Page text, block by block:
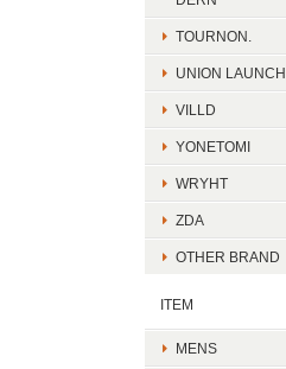
TOURNON.
UNION LAUNCH
VILLD
YONETOMI
WRYHT
ZDA
OTHER BRAND
ITEM
MENS